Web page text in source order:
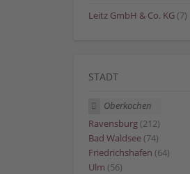
Leitz GmbH & Co. KG (7)
STADT
Oberkochen
Ravensburg (212)
Bad Waldsee (74)
Friedrichshafen (64)
Ulm (56)